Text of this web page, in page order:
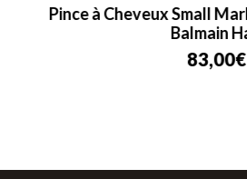
Pince à Cheveux Small
Balmain
83,00€